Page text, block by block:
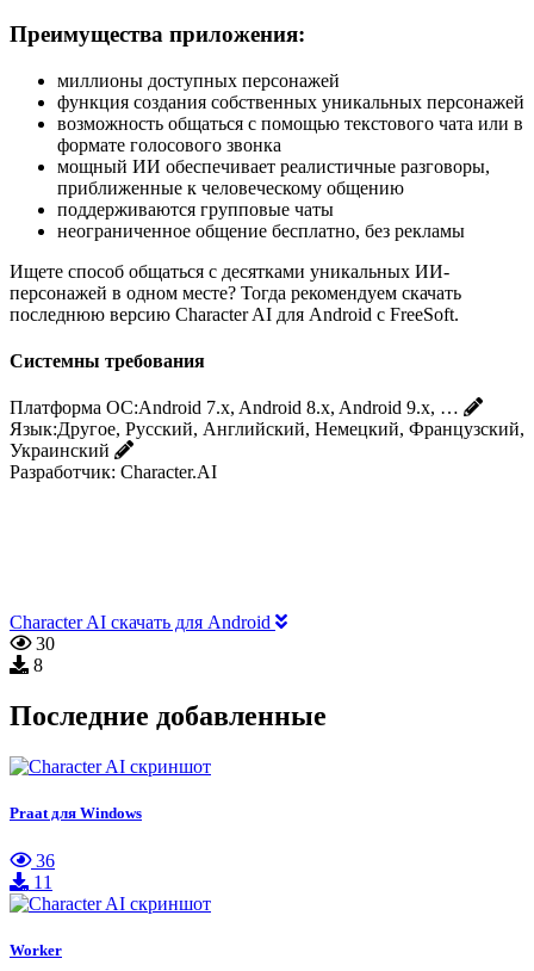
Преимущества приложения:
миллионы доступных персонажей
функция создания собственных уникальных персонажей
возможность общаться с помощью текстового чата или в
формате голосового звонка
мощный ИИ обеспечивает реалистичные разговоры,
приближенные к человеческому общению
поддерживаются групповые чаты
неограниченное общение бесплатно, без рекламы
Ищете способ общаться с десятками уникальных ИИ-
персонажей в одном месте? Тогда рекомендуем скачать
последнюю версию Character AI для Android с FreeSoft.
Системны требования
Платформа ОС:Android 7.x, Android 8.x, Android 9.x, …
Язык:Другое, Русский, Английский, Немецкий, Французский,
Украинский
Разработчик: Character.AI
Character AI скачать для Android
30
8
Последние добавленные
Praat для Windows
36
11
Worker